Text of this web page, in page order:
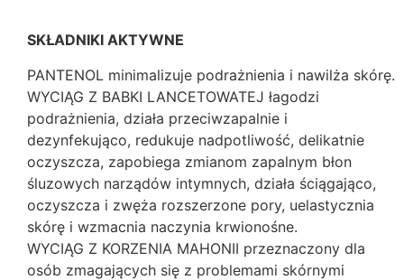
SKŁADNIKI AKTYWNE
PANTENOL minimalizuje podrażnienia i nawilża skórę.
WYCIĄG Z BABKI LANCETOWATEJ łagodzi
podrażnienia, działa przeciwzapalnie i
dezynfekująco, redukuje nadpotliwość, delikatnie
oczyszcza, zapobiega zmianom zapalnym błon
śluzowych narządów intymnych, działa ściągająco,
oczyszcza i zwęża rozszerzone pory, uelastycznia
skórę i wzmacnia naczynia krwionośne.
WYCIĄG Z KORZENIA MAHONII przeznaczony dla
osób zmagających się z problemami skórnymi